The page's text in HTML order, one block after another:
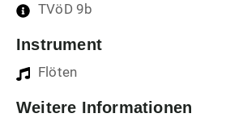
TVöD 9b
Instrument
Flöten
Weitere Informationen